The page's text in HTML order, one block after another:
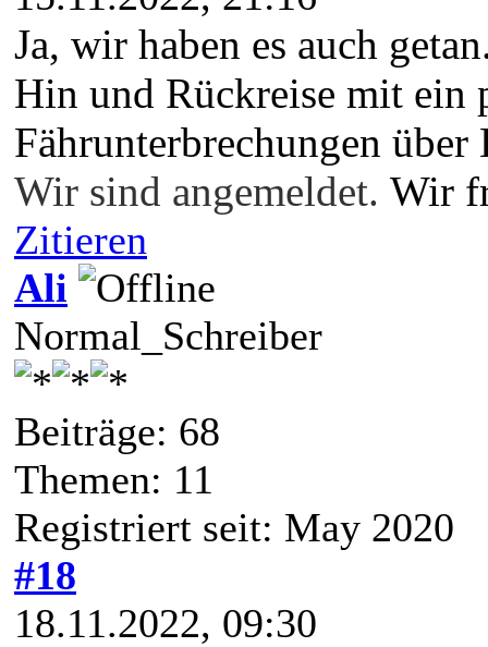
Ja, wir haben es auch
Hin und Rückreise mit ein
Fährunterbrechungen über
Wir sind angemeldet. Wir
Zitieren
Ali
Normal_Schreiber
Beiträge: 68
Themen: 11
Registriert seit: May 2020
#18
18.11.2022, 09:30